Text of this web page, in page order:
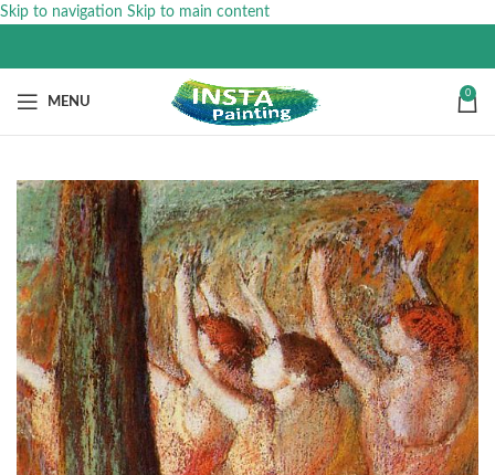
Skip to navigation Skip to main content
MENU
0